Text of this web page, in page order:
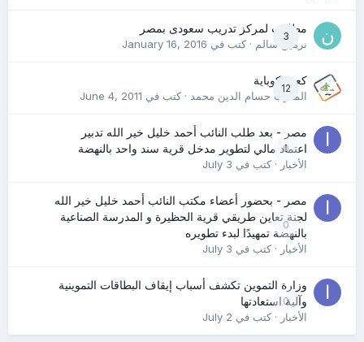
3
مطلوب لمركز تدريب سعودى بمصر
نرمين سالم· كتب في January 16, 2016
12
كعب كوباية
المدرب حسام الدين محمد· كتب في June 4, 2011
0
مصر - بعد طلب النائب أحمد خليل خير الله تدبير
اعتماد مالي لتطوير مدخل قرية سند واحد بالنهضة
الأخبار· كتب في July 3
0
مصر - بحضور أعضاء مكتب النائب أحمد خليل خير الله
لجنة تعاين طريقي قرية الحظيرة و المدرسة الصناعية
بالنهضة تمهيدًا لبدء تطويره
الأخبار· كتب في July 3
0
وزارة التموين تكشف أسباب إيقاف البطاقات التموينية
وآلية استعادتها
الأخبار· كتب في July 2